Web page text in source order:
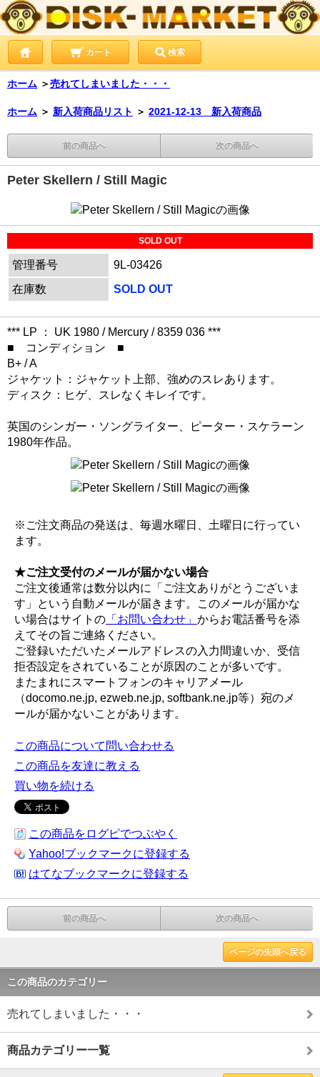
カート 検索
ホーム ＞売れてしまいました・・・
ホーム ＞ 新入荷商品リスト ＞ 2021-12-13 新入荷商品
前の商品へ 次の商品へ
Peter Skellern / Still Magic
SOLD OUT
管理番号
9L-03426
在庫数
SOLD OUT
*** LP ： UK 1980 / Mercury / 8359 036 ***
■ コンディション ■
B+ / A
ジャケット：ジャケット上部、強めのスレあります。
ディスク：ヒゲ、スレなくキレイです。
英国のシンガー・ソングライター、ピーター・スケラーン
1980年作品。
※ご注文商品の発送は、毎週水曜日、土曜日に行ってい
ます。
★ご注文受付のメールが届かない場合
ご注文後通常は数分以内に「ご注文ありがとうございま
す」という自動メールが届きます。このメールが届かな
い場合はサイトの 「お問い合わせ」 からお電話番号を添
えてその旨ご連絡ください。
ご登録いただいたメールアドレスの入力間違いか、受信
拒否設定をされていることが原因のことが多いです。
またまれにスマートフォンのキャリアメール
（docomo.ne.jp, ezweb.ne.jp, softbank.ne.jp等）宛のメ
ールが届かないことがあります。
この商品について問い合わせる
この商品を友達に教える
買い物を続ける
この商品をログピでつぶやく
Yahoo!ブックマークに登録する
はてなブックマークに登録する
前の商品へ 次の商品へ
ページの先頭へ戻る
この商品のカテゴリー
売れてしまいました・・・
商品カテゴリー一覧